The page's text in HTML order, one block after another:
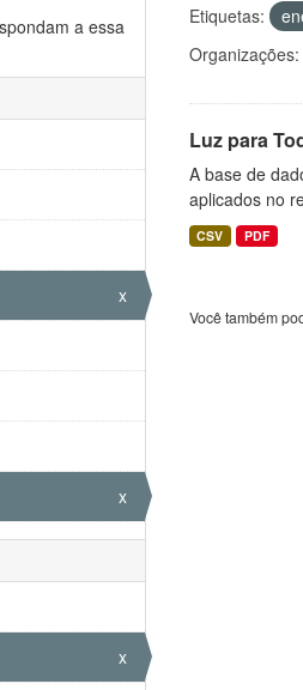
a essa
x
x
x
Etiquetas:
Organizações:
Luz para
A base de
aplicados no
CSV PDF
Você também